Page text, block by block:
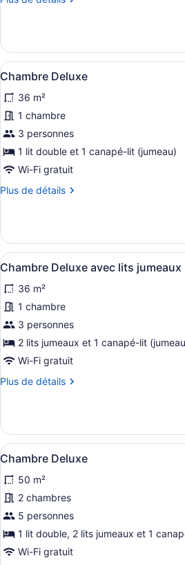
chambre :
Chambre
Deluxe
Afficher
toutes
les
photos
pour
ce
type
chambre :
Une
9
Chambre Deluxe
36 m²
1 chambre
3 personnes
1 lit double et 1 canapé-lit (jumeau)
Wi-Fi gratuit
Plus de détails
Plus
Chambre
Deluxe
Afficher
toutes
les
photos
pour
ce
type
chambre :
avec
lits
jumeaux
Une
10
Chambre Deluxe avec lits jumeaux
36 m²
1 chambre
3 personnes
2 lits jumeaux et 1 canapé-lit
Wi-Fi gratuit
Plus de détails
Plus
Chambre
Deluxe
avec
jumeaux
Afficher
toutes
les
photos
pour
ce
type
Un lit
11
Chambre Deluxe
50 m²
2 chambres
5 personnes
1 lit double, 2 lits jumeaux et 1
Wi-Fi gratuit